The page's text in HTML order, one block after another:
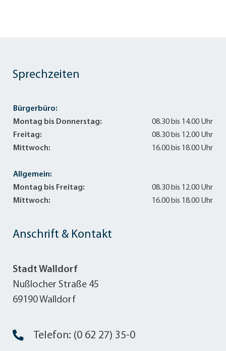
Anschrift & Kontakt
Stadt Walldorf
Nußlocher Straße 45
69190 Walldorf
Telefon: (0 62 27) 35-0
Sprechzeiten
Bürgerbüro:
Montag bis Donnerstag:
08.30 bis 14.00 Uhr
Freitag:
08.30 bis 12.00 Uhr
Mittwoch:
16.00 bis 18.00 Uhr
Allgemein:
Montag bis Freitag:
08.30 bis 12.00 Uhr
Mittwoch:
16.00 bis 18.00 Uhr